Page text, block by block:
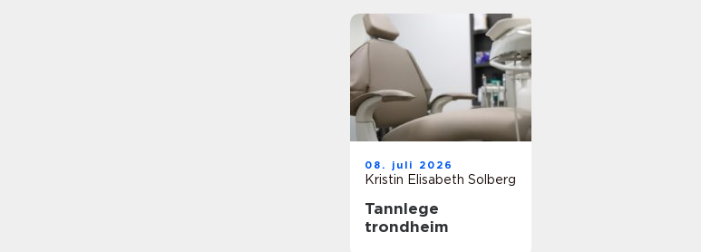
08. juli 2026
Kristin Elisabeth Solberg
Tannlege
trondheim